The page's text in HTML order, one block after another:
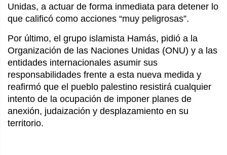
Unidas, a actuar de forma inmediata para detener lo
que calificó como acciones “muy peligrosas”.
Por último, el grupo islamista Hamás, pidió a la
Organización de las Naciones Unidas (ONU) y a las
entidades internacionales asumir sus
responsabilidades frente a esta nueva medida y
reafirmó que el pueblo palestino resistirá cualquier
intento de la ocupación de imponer planes de
anexión, judaización y desplazamiento en su
territorio.